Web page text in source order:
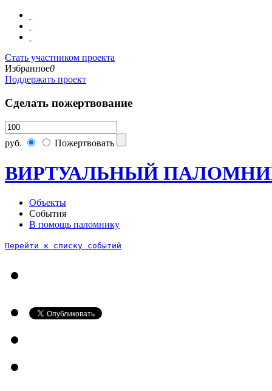
Стать участником проекта
Избранное0
Поддержать проект
Сделать пожертвование
руб. Пожертвовать
ВИРТУАЛЬНЫЙ
Объекты
События
В помощь паломнику
Перейти к списку событий